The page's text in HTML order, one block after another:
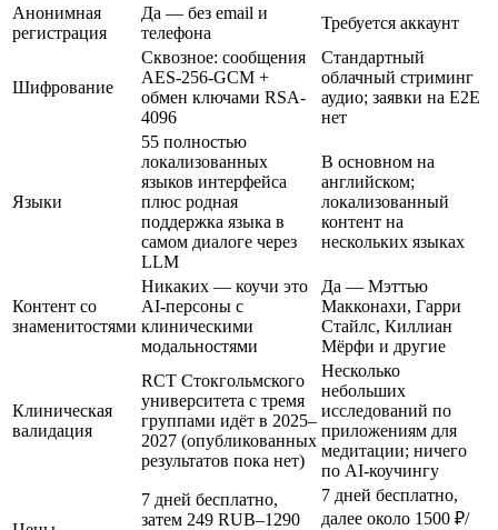
Анонимная
регистрация
Да — без email и
телефона
Требуется аккаунт
Шифрование
Сквозное: сообщения
AES-256-GCM +
обмен ключами RSA-
4096
Стандартный
облачный стриминг
аудио; заявки на E2E
нет
Языки
55 полностью
локализованных
языков интерфейса
плюс родная
поддержка языка в
самом диалоге через
LLM
В основном на
английском;
локализованный
контент на
нескольких языках
Контент со
знаменитостями
Никаких — коучи это
AI-персоны с
клиническими
модальностями
Да — Мэттью
Макконахи, Гарри
Стайлс, Киллиан
Мёрфи и другие
Клиническая
валидация
RCT Стокгольмского
университета с тремя
группами идёт в 2025–
2027 (опубликованных
результатов пока нет)
Несколько
небольших
исследований по
приложениям для
медитации; ничего
по AI-коучингу
7 дней бесплатно,
затем 249 RUB–1290
7 дней бесплатно,
далее около 1500 ₽/